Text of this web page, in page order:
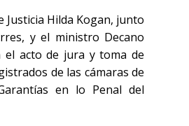
Justicia Hilda Kogan, junto
y el ministro Decano
el acto de jura y toma de
de las cámaras de
en lo Penal del